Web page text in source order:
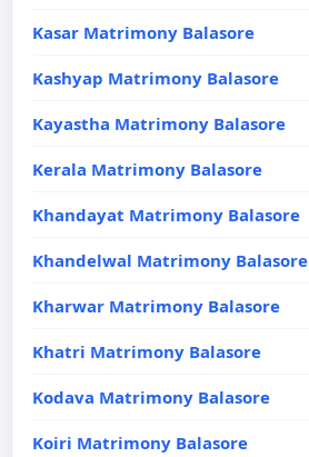
Kasar Matrimony Balasore
Kashyap Matrimony Balasore
Kayastha Matrimony Balasore
Kerala Matrimony Balasore
Khandayat Matrimony Balasore
Khandelwal Matrimony Balasore
Kharwar Matrimony Balasore
Khatri Matrimony Balasore
Kodava Matrimony Balasore
Koiri Matrimony Balasore